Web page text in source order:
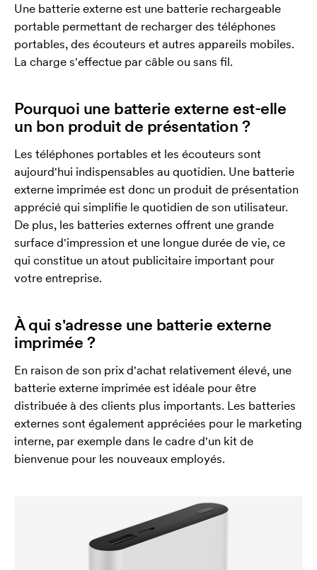
Une batterie externe est une batterie rechargeable
portable permettant de recharger des téléphones
portables, des écouteurs et autres appareils mobiles.
La charge s'effectue par câble ou sans fil.
Pourquoi une batterie externe est-elle
un bon produit de présentation ?
Les téléphones portables et les écouteurs sont
aujourd'hui indispensables au quotidien. Une batterie
externe imprimée est donc un produit de présentation
apprécié qui simplifie le quotidien de son utilisateur.
De plus, les batteries externes offrent une grande
surface d'impression et une longue durée de vie, ce
qui constitue un atout publicitaire important pour
votre entreprise.
À qui s'adresse une batterie externe
imprimée ?
En raison de son prix d'achat relativement élevé, une
batterie externe imprimée est idéale pour être
distribuée à des clients plus importants. Les batteries
externes sont également appréciées pour le marketing
interne, par exemple dans le cadre d'un kit de
bienvenue pour les nouveaux employés.